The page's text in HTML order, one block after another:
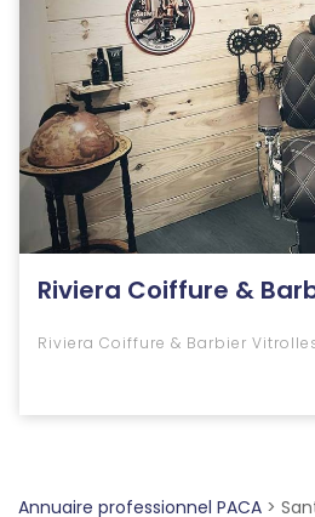
Riviera Coiffure &
Riviera Coiffure & Barbier
Annuaire professionnel PACA >